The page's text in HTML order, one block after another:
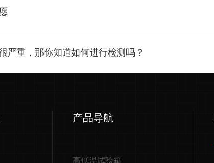
严重，那你知道如何进行检测吗？
产品导航
高低温试验箱